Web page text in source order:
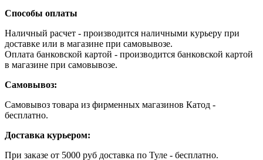
Способы оплаты
Наличный расчет - производится наличными курьеру при
доставке или в магазине при самовывозе.
Оплата банковской картой - производится банковской картой
в магазине при самовывозе.
Самовывоз:
Самовывоз товара из фирменных магазинов Катод -
бесплатно.
Доставка курьером:
При заказе от 5000 руб доставка по Туле - бесплатно.